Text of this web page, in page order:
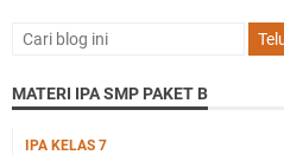
MATERI IPA SMP PAKET B
IPA KELAS 7